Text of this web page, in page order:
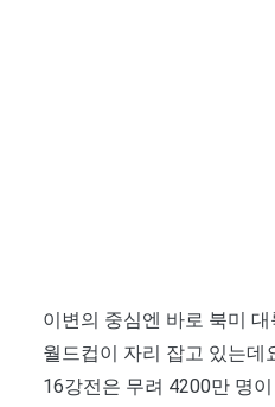
이변의 중심엔 바로 북미
월드컵이 자리 잡고 있는데
16강전은 무려 4200만 명